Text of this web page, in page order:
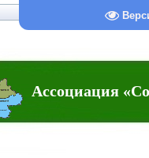
Ассоциация